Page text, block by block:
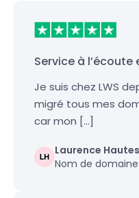
Service à
Je suis chez LWS
migré tous mes
car mon […]
Laurence
Nom de domaine